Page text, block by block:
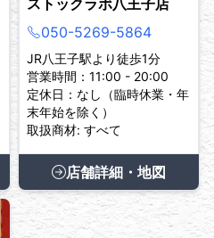
050-5269-5864
JR八王子駅より徒歩1分
営業時間：11:00 - 20:00
定休日：なし（臨時休業・年
末年始を除く）
取扱商材: すべて
店舗詳細・地図